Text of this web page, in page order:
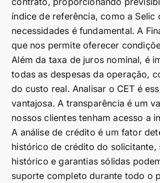
índice de referência, como a Selic
necessidades é fundamental. A
que nos permite oferecer
Além da taxa de juros nominal, é
todas as despesas da operação,
do custo real. Analisar o CET é
vantajosa. A transparência é um
nossos clientes tenham acesso a
A análise de crédito é um fator
histórico de crédito do solicitante,
histórico e garantias sólidas
suporte completo durante todo o